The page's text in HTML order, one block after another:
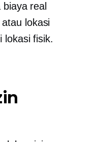
real
lokasi
lokasi fisik.